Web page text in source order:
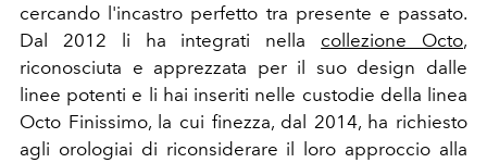
cercando l'incastro perfetto tra presente e passato.
Dal 2012 li ha integrati nella collezione Octo,
riconosciuta e apprezzata per il suo design dalle
linee potenti e li hai inseriti nelle custodie della linea
Octo Finissimo, la cui finezza, dal 2014, ha richiesto
agli orologiai di riconsiderare il loro approccio alla